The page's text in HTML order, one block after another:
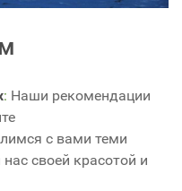
: Наши рекомендации
с вами теми
своей красотой и